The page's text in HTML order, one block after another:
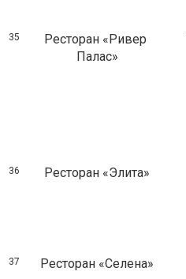
35
Ресторан «Ривер
Палас»
36 Ресторан «Элита»
37 Ресторан «Селена»